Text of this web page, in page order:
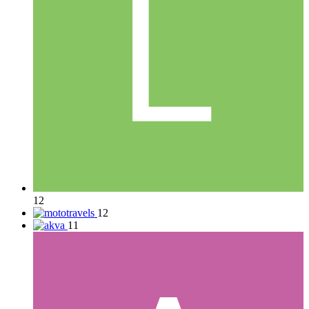
12
12
11